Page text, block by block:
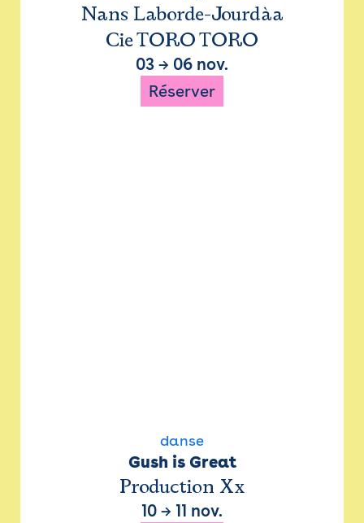
Nans Laborde-Jourdàa
Cie TORO TORO
03 → 06 nov.
Réserver
danse
Gush is Great
Production Xx
10 → 11 nov.